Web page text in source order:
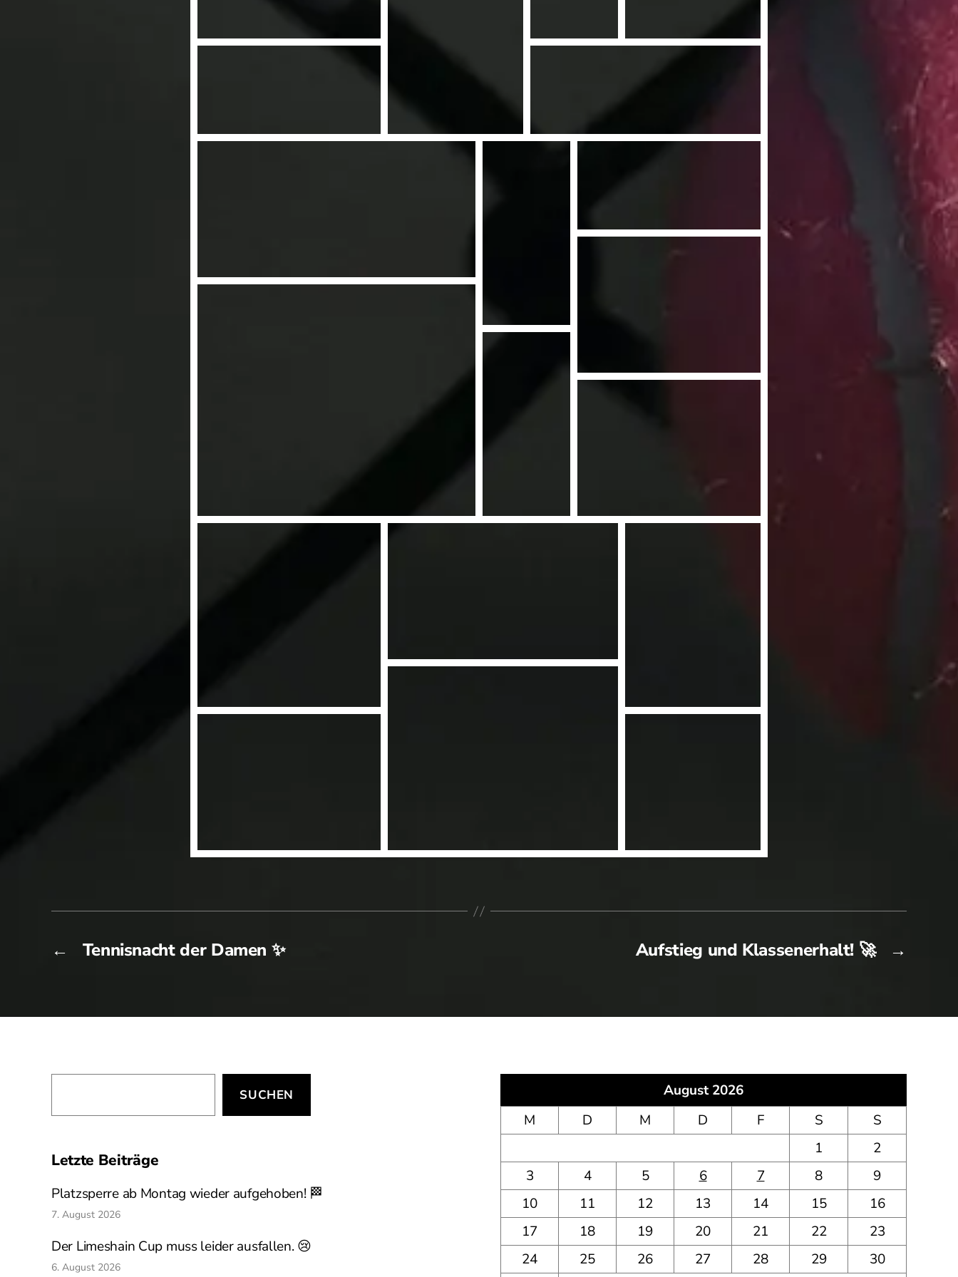
← Tennisnacht der Damen ✨ →
Aufstieg und Klassenerhalt! 🚀
SUCHEN
Letzte Beiträge
Platzsperre ab Montag wieder aufgehoben! 🏁
7. August 2026
Der Limeshain Cup muss leider ausfallen. 😢
6. August 2026
August 2026
M
D M D F S
S
1
2
3
4 5 6 7 8
9
10
11 12 13 14 15
16
17
18 19 20 21 22
23
24
25 26 27 28 29 30